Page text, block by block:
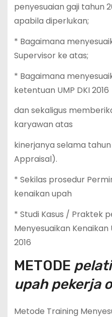
penyesuaian gaji tahun
apabila diperlukan;
* Bagaimana
Supervisor ke atas;
* Bagaimana
ketentuan UMP DKI 2016
dan sekaligus
karyawan atas
kinerjanya selama
Appraisal).
* Sekilas prosedur
kenaikan upah
* Studi Kasus / Praktek
Menyesuaikan
2016
METODE
upah pekerja
Metode Training